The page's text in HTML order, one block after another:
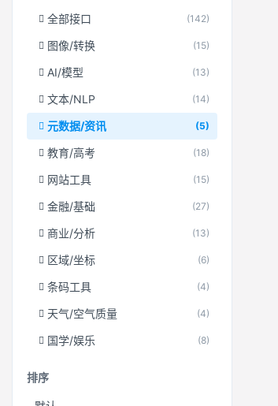
全部接口 (142)
图像/转换 (15)
AI/模型 (13)
文本/NLP (14)
元数据/资讯 (5)
教育/高考 (18)
网站工具 (15)
金融/基础 (27)
商业/分析 (13)
区域/坐标 (6)
条码工具 (4)
天气/空气质量 (4)
国学/娱乐 (8)
排序